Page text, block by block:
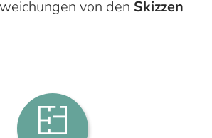
von den Skizzen